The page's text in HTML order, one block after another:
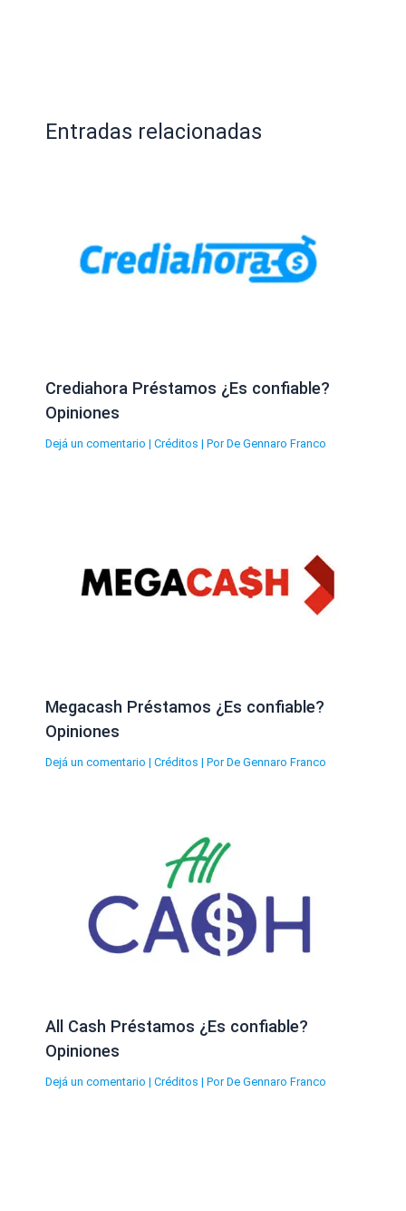
Entradas relacionadas
Crediahora Préstamos ¿Es confiable?
Opiniones
Dejá un comentario | Créditos | Por De Gennaro Franco
Megacash Préstamos ¿Es confiable?
Opiniones
Dejá un comentario | Créditos | Por De Gennaro Franco
All Cash Préstamos ¿Es confiable?
Opiniones
Dejá un comentario | Créditos | Por De Gennaro Franco